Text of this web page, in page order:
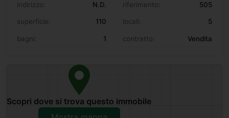
indirizzo: N.D. riferimento: 505
superficie: 110 locali: 5
bagni: 1 contratto: Vendita
Scopri dove si trova questo immobile